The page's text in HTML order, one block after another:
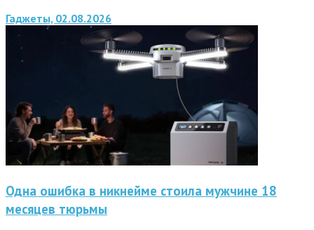
Гаджеты, 02.08.2026
Одна ошибка в никнейме стоила мужчине 18
месяцев тюрьмы